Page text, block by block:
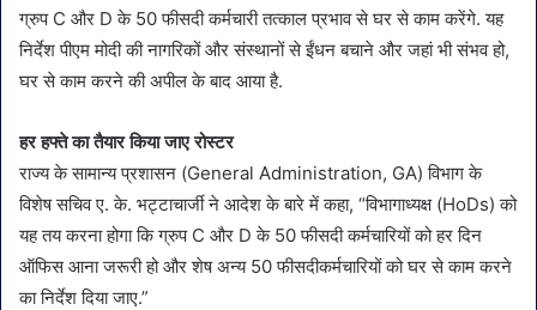
ग्रुप C और D के 50 फीसदी कर्मचारी तत्काल प्रभाव से घर से काम करेंगे. यह
निर्देश पीएम मोदी की नागरिकों और संस्थानों से ईंधन बचाने और जहां भी संभव हो,
घर से काम करने की अपील के बाद आया है.
हर हफ्ते का तैयार किया जाए रोस्टर
राज्य के सामान्य प्रशासन (General Administration, GA) विभाग के
विशेष सचिव ए. के. भट्टाचार्जी ने आदेश के बारे में कहा, “विभागाध्यक्ष (HoDs) को
यह तय करना होगा कि ग्रुप C और D के 50 फीसदी कर्मचारियों को हर दिन
ऑफिस आना जरूरी हो और शेष अन्य 50 फीसदीकर्मचारियों को घर से काम करने
का निर्देश दिया जाए.”